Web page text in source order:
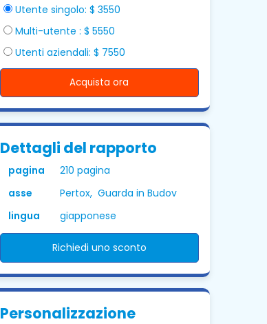
Utente singolo: $ 3550
Multi-utente : $ 5550
Utenti aziendali: $ 7550
Acquista ora
Dettagli del rapporto
pagina
210 pagina
asse
Pertox, Guarda in Budov
lingua
giapponese
Richiedi uno sconto
Personalizzazione